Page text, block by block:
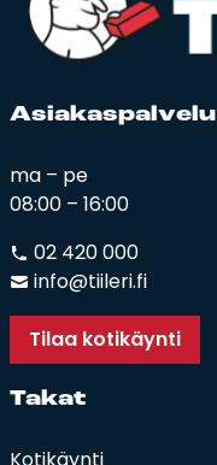
Asia­kas­pal­ve­lu
ma – pe
08:00 – 16:00
02 420 000
info@tiileri.fi
Tilaa kotikäynti
Ta­kat
Kotikäynti